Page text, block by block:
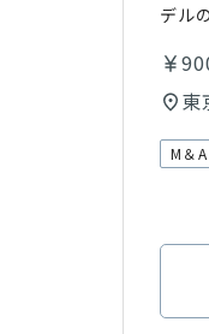
デル
東
M＆A